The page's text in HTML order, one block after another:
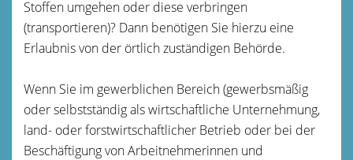
Stoffen umgehen oder diese verbringen
(transportieren)? Dann benötigen Sie hierzu eine
Erlaubnis von der örtlich zuständigen Behörde.
Wenn Sie im gewerblichen Bereich (gewerbsmäßig
oder selbstständig als wirtschaftliche Unternehmung,
land- oder forstwirtschaftlicher Betrieb oder bei der
Beschäftigung von Arbeitnehmerinnen und